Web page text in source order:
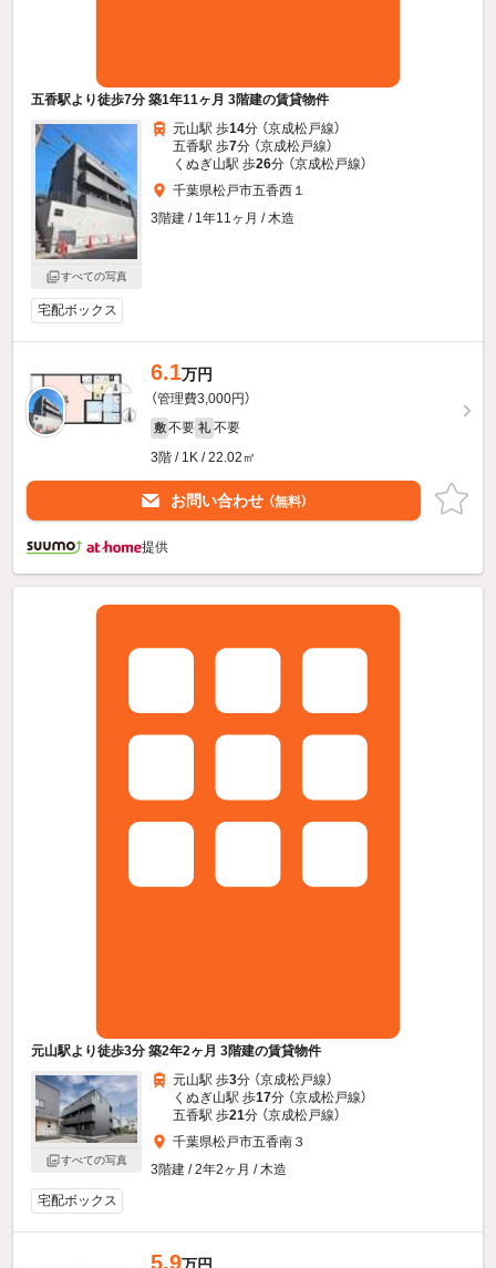
五香駅より徒歩7分 築1年11ヶ月 3階建の賃貸物件
すべての写真
元山駅 歩14分 （京成松戸線）
五香駅 歩7分 （京成松戸線）
くぬぎ山駅 歩26分 （京成松戸線）
千葉県松戸市五香西１
3階建 / 1年11ヶ月 / 木造
宅配ボックス
6.1万円
（管理費3,000円）
敷 不要 礼 不要
3階 / 1K / 22.02㎡
お問い合わせ （無料）
提供
元山駅より徒歩3分 築2年2ヶ月 3階建の賃貸物件
すべての写真
元山駅 歩3分 （京成松戸線）
くぬぎ山駅 歩17分 （京成松戸線）
五香駅 歩21分 （京成松戸線）
千葉県松戸市五香南３
3階建 / 2年2ヶ月 / 木造
宅配ボックス
5.9万円